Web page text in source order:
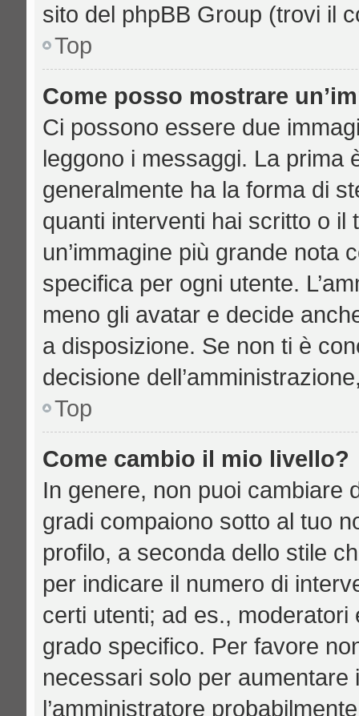
sito del phpBB Group (trovi il
Top
Come posso mostrare
Ci possono essere due
leggono i messaggi. La prima
generalmente ha la forma di
quanti interventi hai scritto o il
un’immagine più grande nota
specifica per ogni utente.
meno gli avatar e decide
a disposizione. Se non ti è
decisione
Top
Come cambio il mio livello?
In genere, non puoi cambiare
gradi compaiono sotto al tuo
profilo, a seconda dello stile
per indicare il numero di
certi utenti; ad es.,
grado specifico. Per favore
necessari solo per
l’amministratore